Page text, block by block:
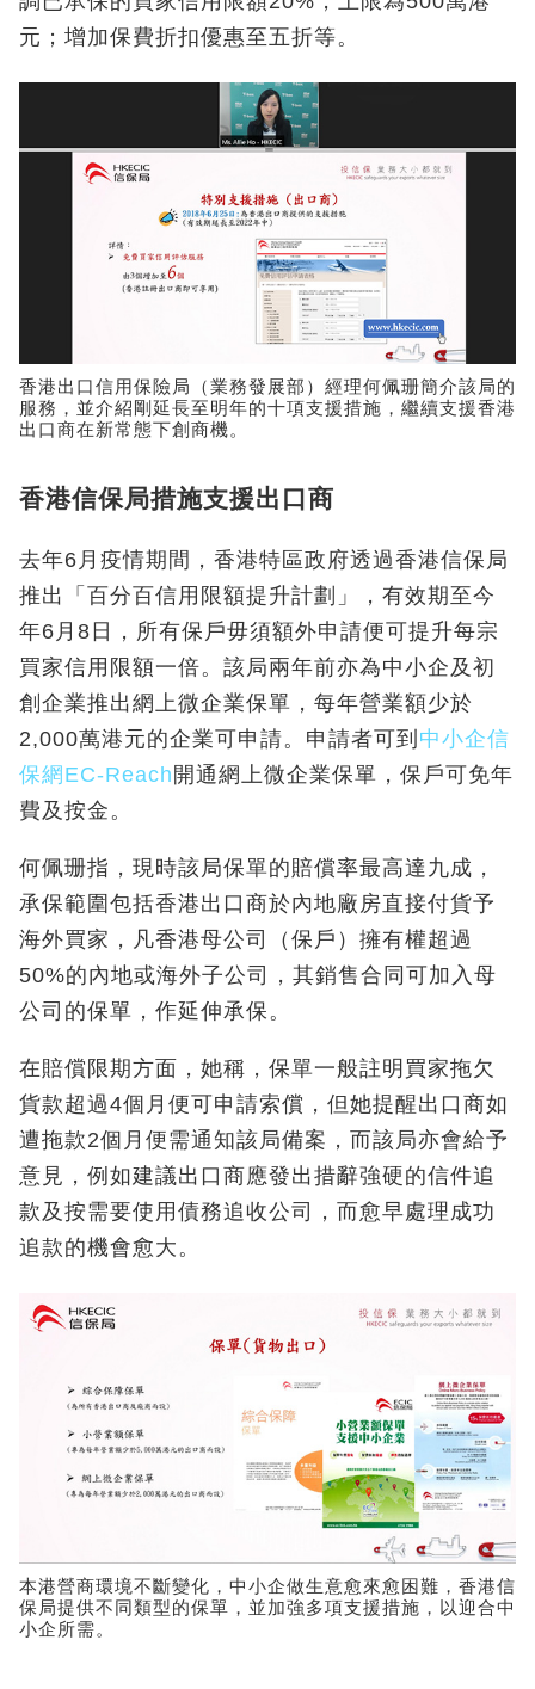
元；增加保費折扣優惠至五折等。
香港出口信用保險局（業務發展部）經理何佩珊簡介該局的
服務，並介紹剛延長至明年的十項支援措施，繼續支援香港
出口商在新常態下創商機。
香港信保局措施支援出口商
去年6月疫情期間，香港特區政府透過香港信保局
推出「百分百信用限額提升計劃」，有效期至今
年6月8日，所有保戶毋須額外申請便可提升每宗
買家信用限額一倍。該局兩年前亦為中小企及初
創企業推出網上微企業保單，每年營業額少於
2,000萬港元的企業可申請。申請者可到 中小企信
保網EC-Reach 開通網上微企業保單，保戶可免年
費及按金。
何佩珊指，現時該局保單的賠償率最高達九成，
承保範圍包括香港出口商於內地廠房直接付貨予
海外買家，凡香港母公司（保戶）擁有權超過
50%的內地或海外子公司，其銷售合同可加入母
公司的保單，作延伸承保。
在賠償限期方面，她稱，保單一般註明買家拖欠
貨款超過4個月便可申請索償，但她提醒出口商如
遭拖款2個月便需通知該局備案，而該局亦會給予
意見，例如建議出口商應發出措辭強硬的信件追
款及按需要使用債務追收公司，而愈早處理成功
追款的機會愈大。
本港營商環境不斷變化，中小企做生意愈來愈困難，香港信
保局提供不同類型的保單，並加強多項支援措施，以迎合中
小企所需。